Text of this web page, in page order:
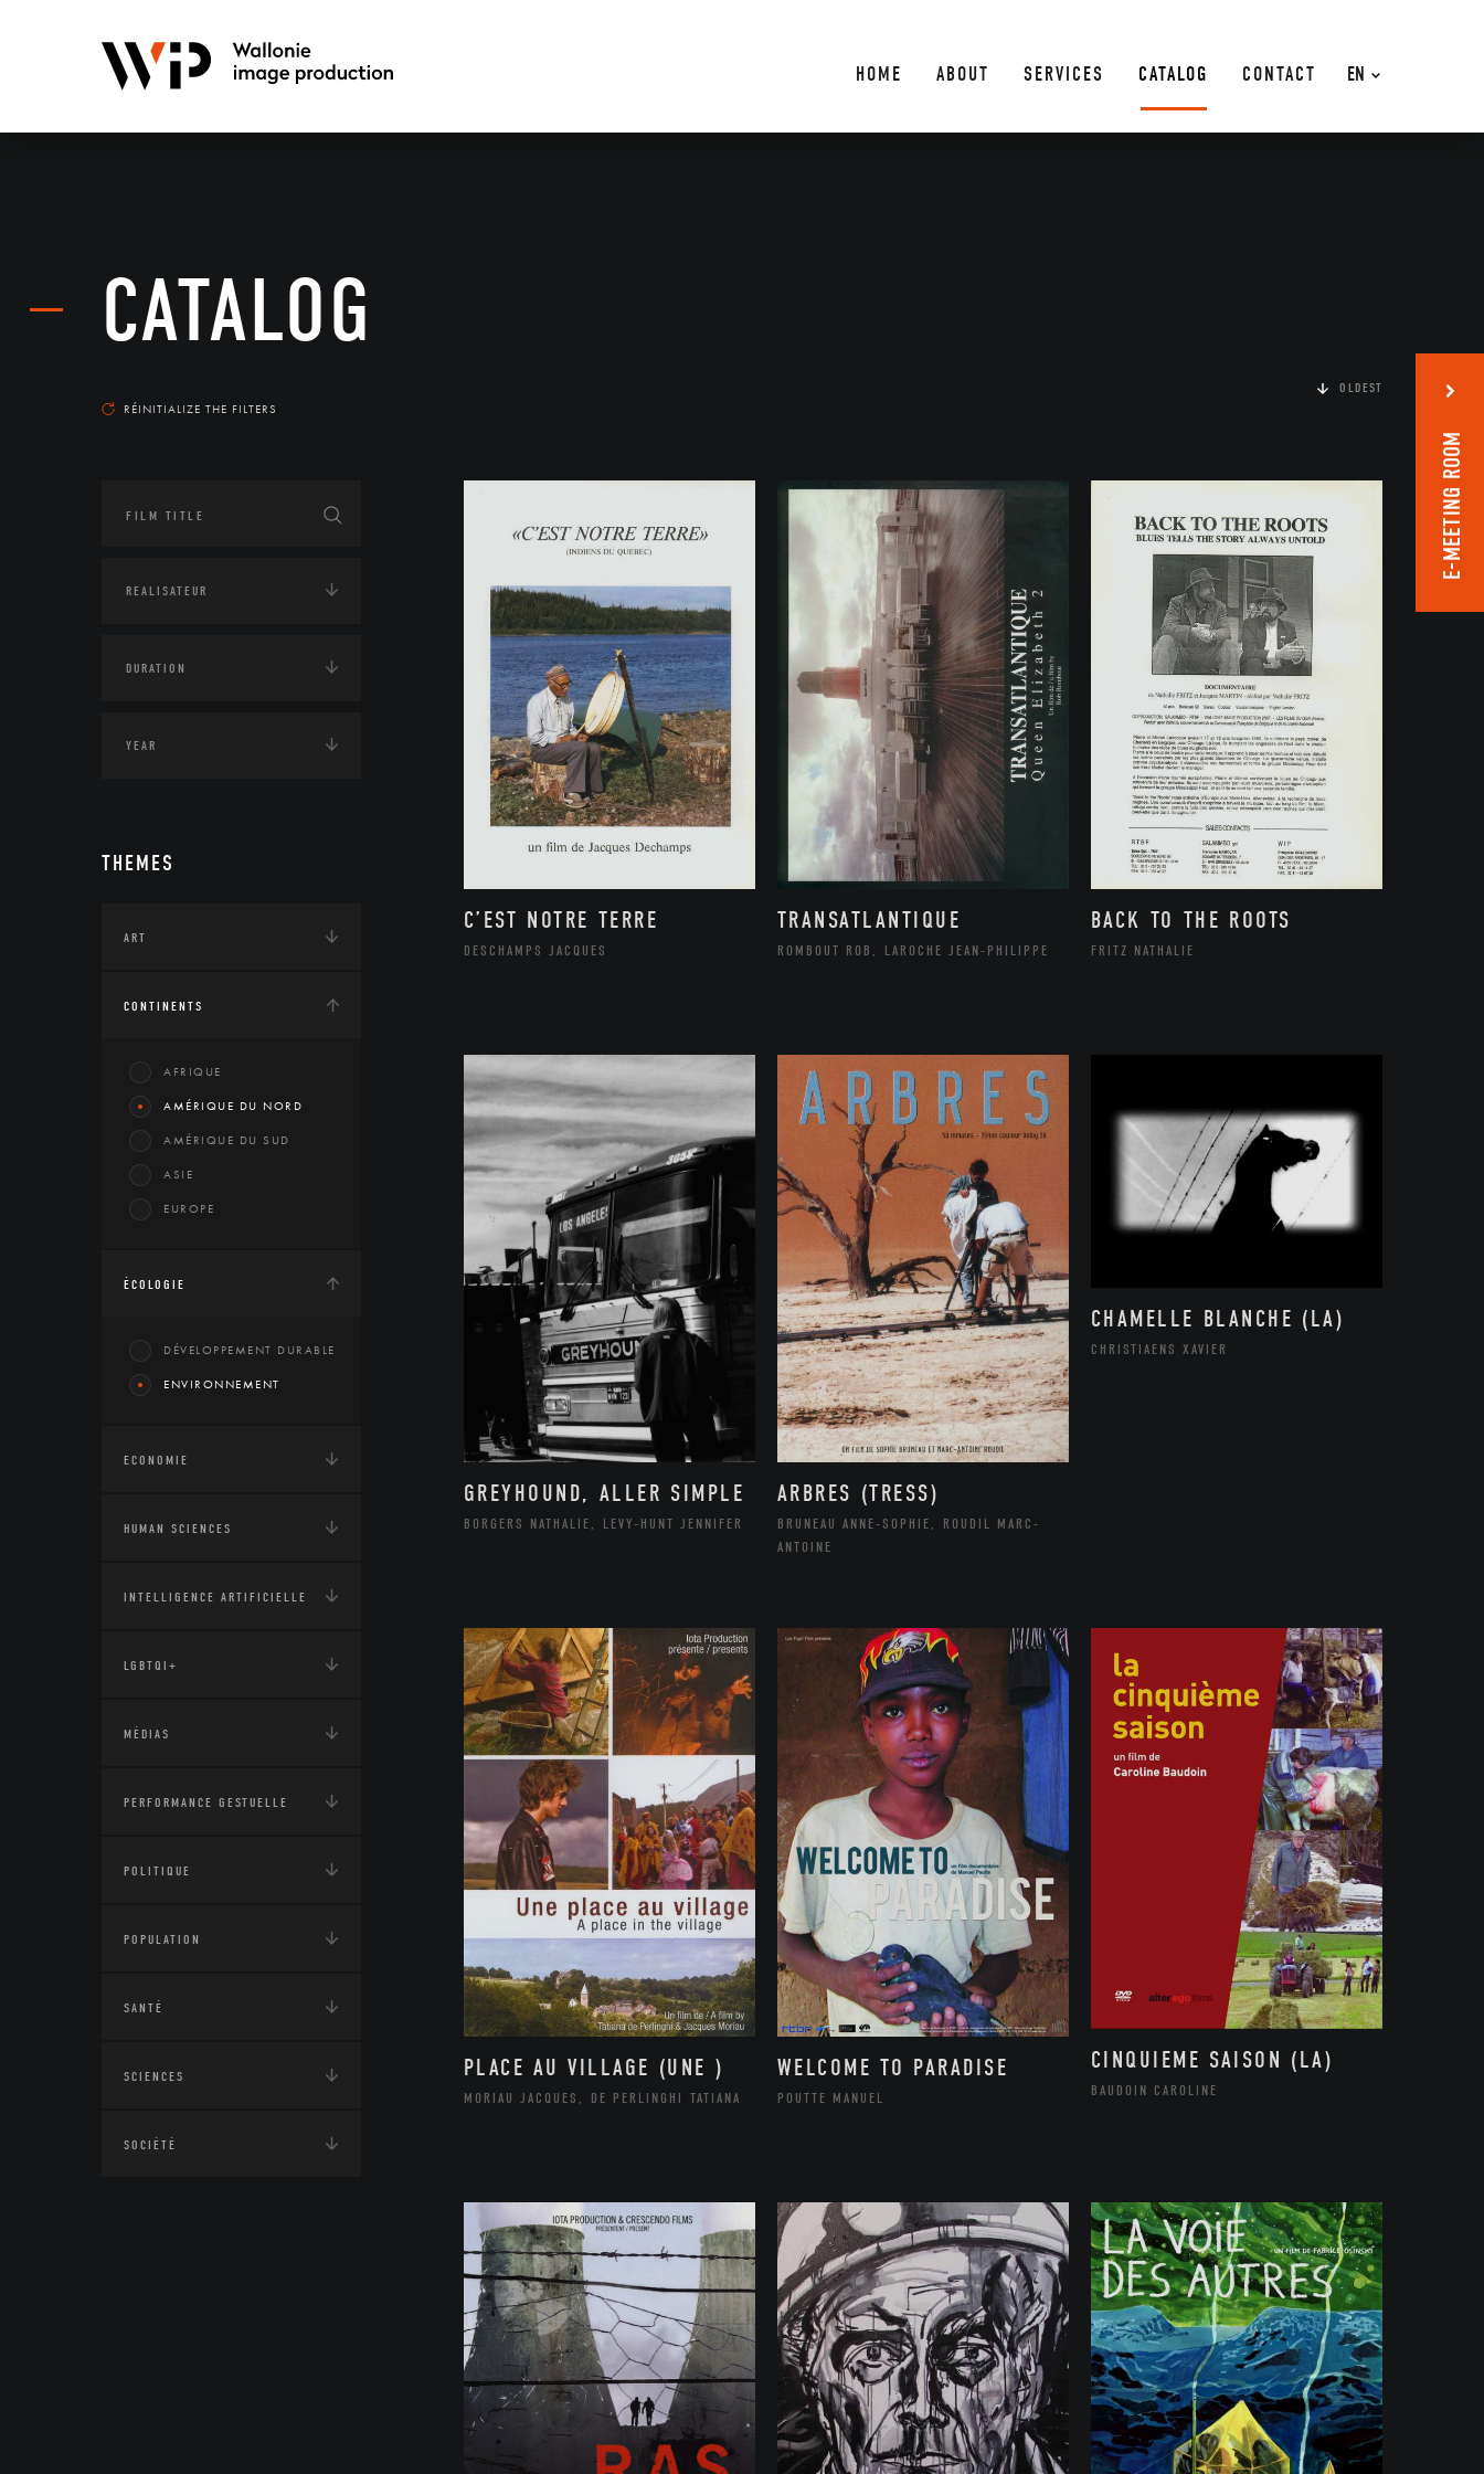
EN
HOME ABOUT SERVICES CATALOG CONTACT
CATALOG
RÉINITIALIZE THE FILTERS
THEMES
ART
CONTINENTS
AFRIQUE
AMÉRIQUE DU NORD
AMÉRIQUE DU SUD
ASIE
EUROPE
ÉCOLOGIE
DÉVELOPPEMENT DURABLE
ENVIRONNEMENT
ECONOMIE
HUMAN SCIENCES
INTELLIGENCE ARTIFICIELLE
LGBTQI+
MÉDIAS
PERFORMANCE GESTUELLE
POLITIQUE
POPULATION
SANTÉ
SCIENCES
SOCIÉTÉ
OLDEST
C’EST NOTRE TERRE
DESCHAMPS JACQUES
TRANSATLANTIQUE
ROMBOUT ROB, LAROCHE JEAN-PHILIPPE
BACK TO THE ROOTS
FRITZ NATHALIE
GREYHOUND, ALLER SIMPLE
BORGERS NATHALIE, LEVY-HUNT JENNIFER
ARBRES (TRESS)
BRUNEAU ANNE-SOPHIE, ROUDIL MARC-
ANTOINE
CHAMELLE BLANCHE (LA)
CHRISTIAENS XAVIER
PLACE AU VILLAGE (UNE )
MORIAU JACQUES, DE PERLINGHI TATIANA
WELCOME TO PARADISE
POUTTE MANUEL
CINQUIEME SAISON (LA)
BAUDOIN CAROLINE
E-MEETING ROOM